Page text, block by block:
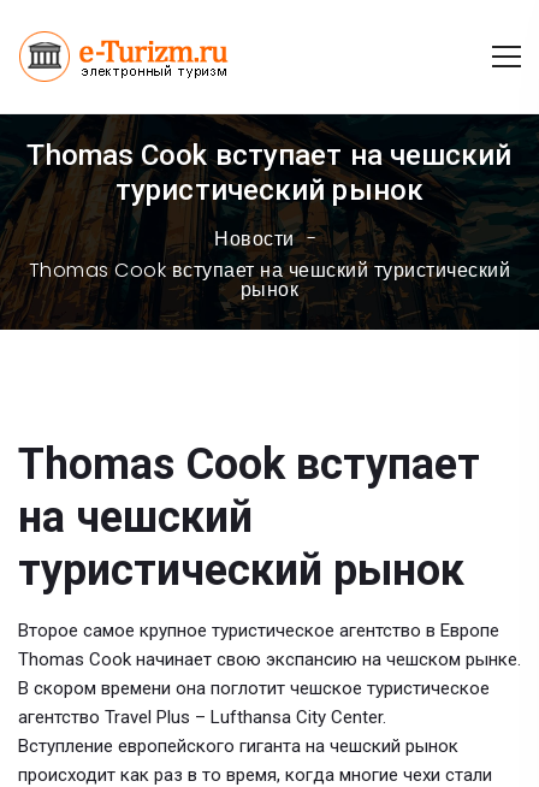
Thomas Cook вступает на чешский
туристический рынок
Новости
Thomas Cook вступает на чешский туристический
рынок
Thomas Cook вступает
на чешский
туристический рынок
Второе самое крупное туристическое агентство в Европе
Thomas Cook начинает свою экспансию на чешском рынке.
В скором времени она поглотит чешское туристическое
агентство Travel Plus – Lufthansa City Center.
Вступление европейского гиганта на чешский рынок
происходит как раз в то время, когда многие чехи стали